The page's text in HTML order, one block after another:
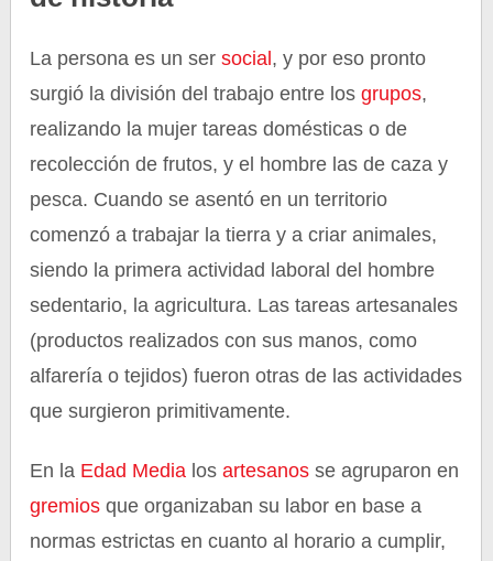
La persona es un sersocial , y por eso pronto
surgió la división del trabajo entre losgrupos,
realizando la mujer tareas domésticas o de
recolección de frutos, y el hombre las de caza y
pesca. Cuando se asentó en un territorio
comenzó a trabajar la tierra y a criar animales,
siendo la primera actividad laboral del hombre
sedentario, la agricultura. Las tareas artesanales
(productos realizados con sus manos, como
alfarería o tejidos) fueron otras de las actividades
que surgieron primitivamente.
En la Edad Media losartesanos se agruparon en
gremios que organizaban su labor en base a
normas estrictas en cuanto al horario a cumplir,